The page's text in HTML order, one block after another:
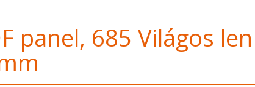
panel, 685 Világos len